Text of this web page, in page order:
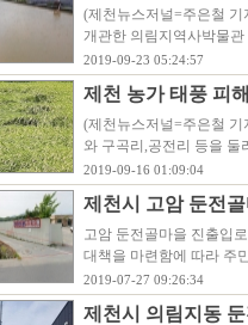
(제천뉴스저널=주은철 기
개관한 의림지역사박물
2019-09-23 05:24:57
제천 농가 태풍 피
(제천뉴스저널=주은철
와 구곡리,공전리 등을
2019-09-16 01:09:04
제천시 고암 둔전
고암 둔전골마을 진출입
대책을 마련함에 따라 주
2019-07-27 09:26:34
제천시 의림지동